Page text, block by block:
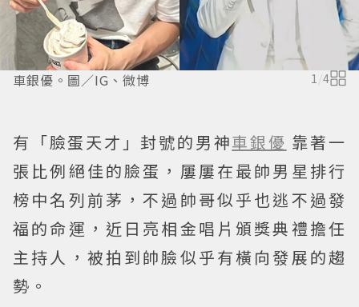
車銀優。圖／IG、微博 1/4
有「臉蛋天才」封號的男神車銀優 靠著一
張比例絕佳的臉蛋，屢屢在最帥男星排行
榜中名列前茅，不過帥哥似乎也逃不過發
福的命運，近日亮相金唱片頒獎典禮擔任
主持人，被拍到帥臉似乎有橫向發展的趨
勢。